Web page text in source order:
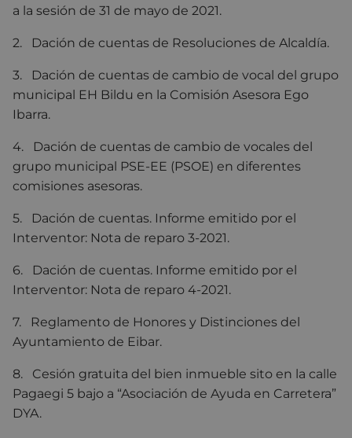
a la sesión de 31 de mayo de 2021.
2. Dación de cuentas de Resoluciones de Alcaldía.
3. Dación de cuentas de cambio de vocal del grupo
municipal EH Bildu en la Comisión Asesora Ego
Ibarra.
4. Dación de cuentas de cambio de vocales del
grupo municipal PSE-EE (PSOE) en diferentes
comisiones asesoras.
5. Dación de cuentas. Informe emitido por el
Interventor: Nota de reparo 3-2021.
6. Dación de cuentas. Informe emitido por el
Interventor: Nota de reparo 4-2021.
7. Reglamento de Honores y Distinciones del
Ayuntamiento de Eibar.
8. Cesión gratuita del bien inmueble sito en la calle
Pagaegi 5 bajo a “Asociación de Ayuda en Carretera”
DYA.